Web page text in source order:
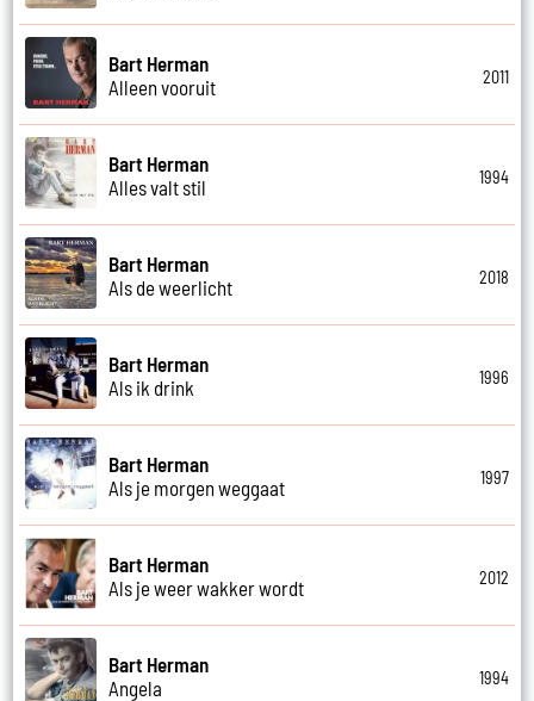
Bart Herman
Alleen vooruit
2011
Bart Herman
Alles valt stil
1994
Bart Herman
Als de weerlicht
2018
Bart Herman
Als ik drink
1996
Bart Herman
Als je morgen weggaat
1997
Bart Herman
Als je weer wakker wordt
2012
Bart Herman
Angela
1994